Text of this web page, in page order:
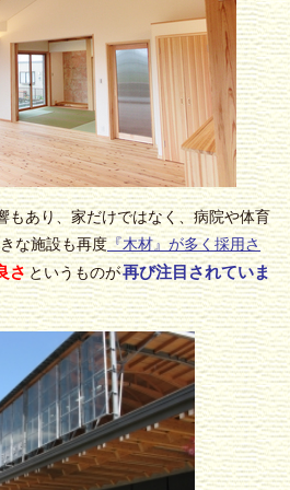
もあり、家だけではなく、病院や体育
な施設も再度『木材』が多く採用さ
さというものが再び注目されていま